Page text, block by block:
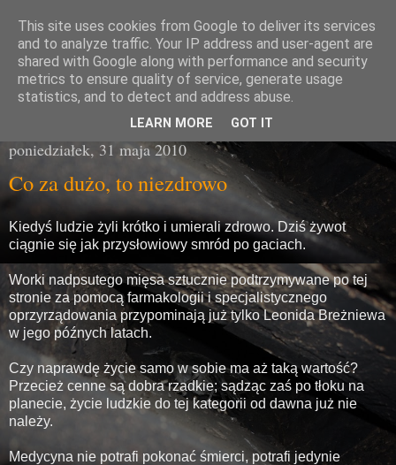
Miasto Gówna
brzydka prawda z poziomu chodnika
poniedziałek, 31 maja 2010
Co za dużo, to niezdrowo
Kiedyś ludzie żyli krótko i umierali zdrowo. Dziś żywot
ciągnie się jak przysłowiowy smród po gaciach.
Worki nadpsutego mięsa sztucznie podtrzymywane po tej
stronie za pomocą farmakologii i specjalistycznego
oprzyrządowania przypominają już tylko Leonida Breżniewa
w jego późnych latach.
Czy naprawdę życie samo w sobie ma aż taką wartość?
Przecież cenne są dobra rzadkie; sądząc zaś po tłoku na
planecie, życie ludzkie do tej kategorii od dawna już nie
należy.
Medycyna nie potrafi pokonać śmierci, potrafi jedynie
This site uses cookies from Google to deliver its services
and to analyze traffic. Your IP address and user-agent are
shared with Google along with performance and security
metrics to ensure quality of service, generate usage
statistics, and to detect and address abuse.
LEARN MORE GOT IT